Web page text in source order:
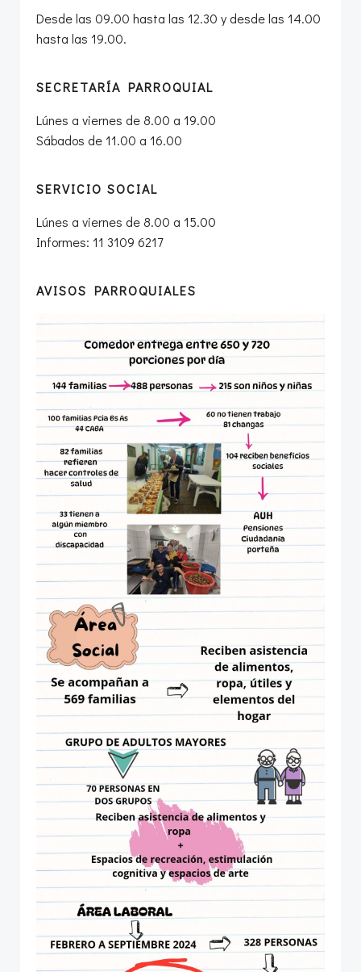
Desde las 09.00 hasta las 12.30 y desde las 14.00
hasta las 19.00.
SECRETARÍA PARROQUIAL
Lúnes a viernes de 8.00 a 19.00
Sábados de 11.00 a 16.00
SERVICIO SOCIAL
Lúnes a viernes de 8.00 a 15.00
Informes: 11 3109 6217
AVISOS PARROQUIALES